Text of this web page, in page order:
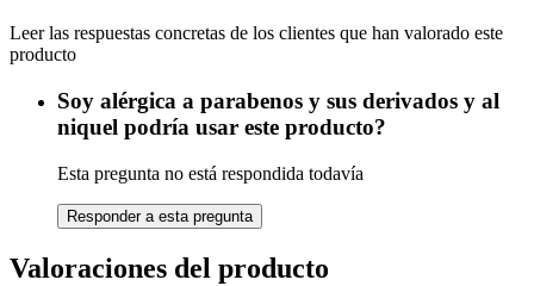
Leer las respuestas concretas de los clientes que han valorado este
producto
Soy alérgica a parabenos y sus derivados y al
niquel podría usar este producto?
Esta pregunta no está respondida todavía
Responder a esta pregunta
Valoraciones del producto